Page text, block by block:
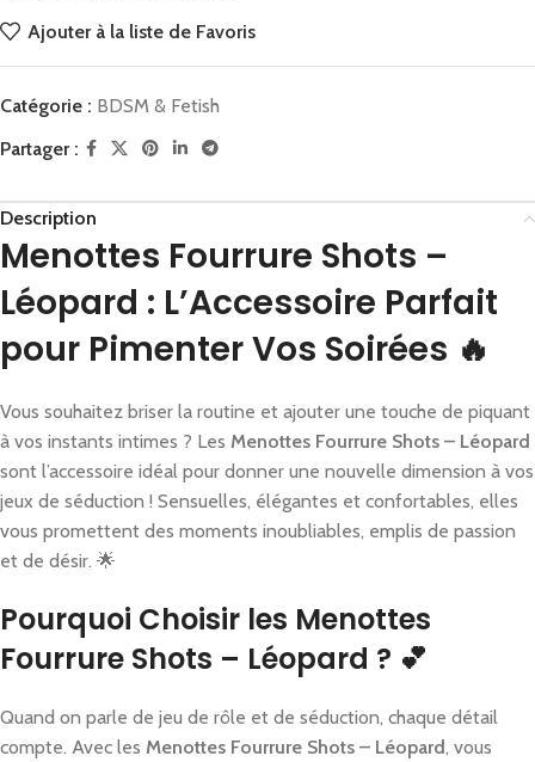
Ajouter à la liste de Favoris
Catégorie : BDSM & Fetish
Partager :
Description
Menottes Fourrure Shots –
Léopard : L’Accessoire Parfait
pour Pimenter Vos Soirées 🔥
Vous souhaitez briser la routine et ajouter une touche de piquant
à vos instants intimes ? Les Menottes Fourrure Shots – Léopard
sont l’accessoire idéal pour donner une nouvelle dimension à vos
jeux de séduction ! Sensuelles, élégantes et confortables, elles
vous promettent des moments inoubliables, emplis de passion
et de désir. 🌟
Pourquoi Choisir les Menottes
Fourrure Shots – Léopard ? 💕
Quand on parle de jeu de rôle et de séduction, chaque détail
compte. Avec les Menottes Fourrure Shots – Léopard, vous